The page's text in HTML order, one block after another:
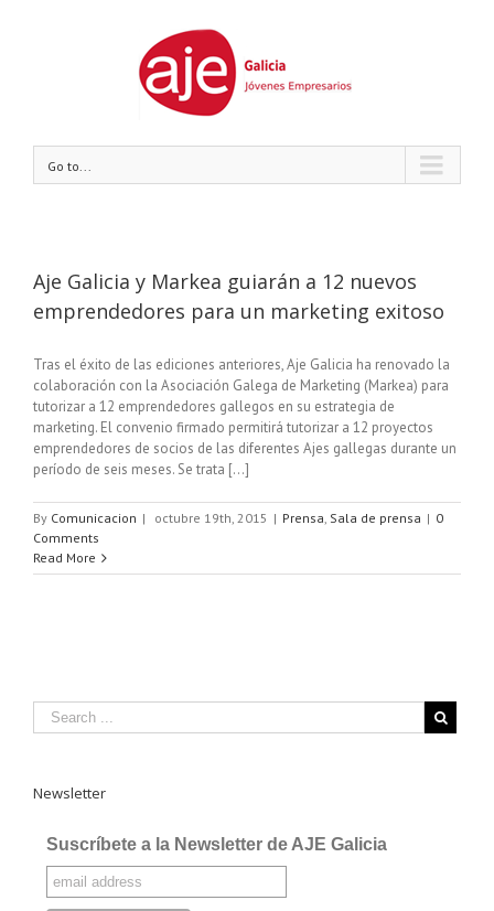
Go to...
Aje Galicia y Markea guiarán a 12 nuevos
emprendedores para un marketing exitoso
Tras el éxito de las ediciones anteriores, Aje Galicia ha renovado la
colaboración con la Asociación Galega de Marketing (Markea) para
tutorizar a 12 emprendedores gallegos en su estrategia de
marketing. El convenio firmado permitirá tutorizar a 12 proyectos
emprendedores de socios de las diferentes Ajes gallegas durante un
período de seis meses. Se trata [...]
By Comunicacion | octubre 19th, 2015 | Prensa, Sala de prensa | 0
Comments
Read More
Newsletter
Suscríbete a la Newsletter de AJE Galicia